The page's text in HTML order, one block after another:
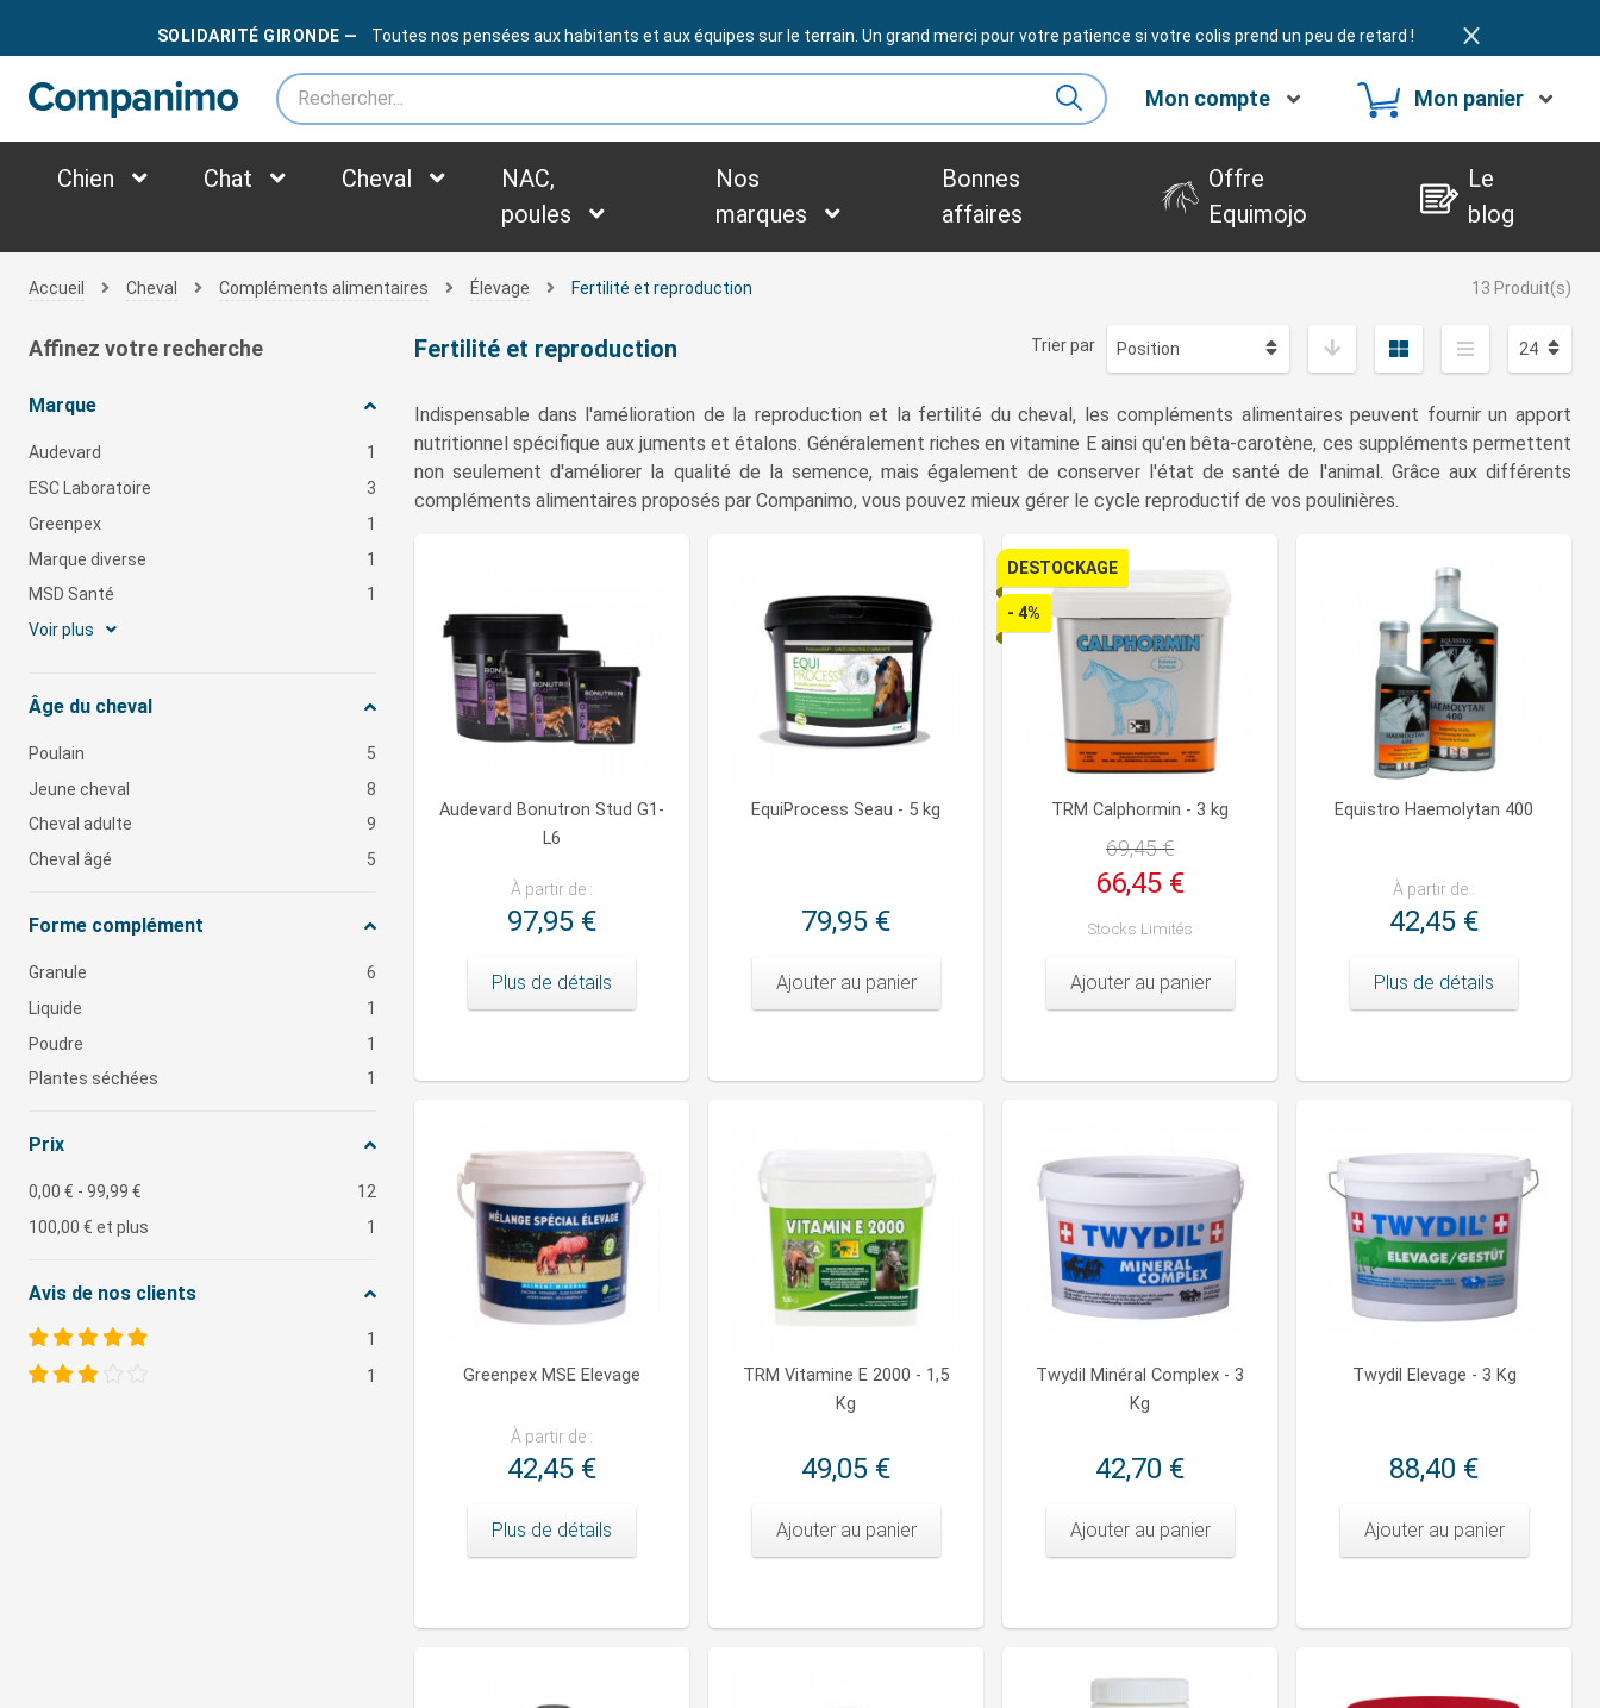
*des frais supplémentaires peuvent être appliqués selon le poids du colis
BESOIN D'ASSISTANCE ?
SOLIDARITÉ GIRONDE — Toutes nos pensées aux habitants et aux équipes sur le terrain. Un grand merci pour votre patience si votre colis prend un peu de retard !
Mon compte Mon panier
Chien Chat Cheval
NAC,
poules
Nos
marques
Bonnes
affaires
Offre
Equimojo
Le
blog
Accueil Cheval Compléments alimentaires Élevage Fertilité et reproduction 13 Produit(s)
Affinez votre recherche
Marque
Audevard
1
ESC Laboratoire
3
Greenpex
1
Marque diverse
1
MSD Santé
1
Voir plus
Âge du cheval
Poulain
5
Jeune cheval
8
Cheval adulte
9
Cheval âgé
5
Forme complément
Granule
6
Liquide
1
Poudre
1
Plantes séchées
1
Prix
0,00 € - 99,99 €
12
100,00 € et plus 1
Avis de nos clients
1
1
Trier par
Fertilité et reproduction
Indispensable dans l'amélioration de la reproduction et la fertilité du cheval, les compléments alimentaires peuvent fournir un apport
nutritionnel spécifique aux juments et étalons. Généralement riches en vitamine E ainsi qu'en bêta-carotène, ces suppléments permettent
non seulement d'améliorer la qualité de la semence, mais également de conserver l'état de santé de l'animal. Grâce aux différents
compléments alimentaires proposés par Companimo, vous pouvez mieux gérer le cycle reproductif de vos poulinières.
Audevard Bonutron Stud G1-
L6
À partir de :
97,95 €
Plus de détails
EquiProcess Seau - 5 kg
79,95 €
Ajouter au panier
DESTOCKAGE
- 4%
TRM Calphormin - 3 kg
69,45 €
66,45 €
Stocks Limités
Ajouter au panier
Equistro Haemolytan 400
À partir de :
42,45 €
Plus de détails
Greenpex MSE Elevage
À partir de :
42,45 €
Plus de détails
TRM Vitamine E 2000 - 1,5
Kg
49,05 €
Ajouter au panier
Twydil Minéral Complex - 3
Kg
42,70 €
Ajouter au panier
Twydil Elevage - 3 Kg
88,40 €
Ajouter au panier